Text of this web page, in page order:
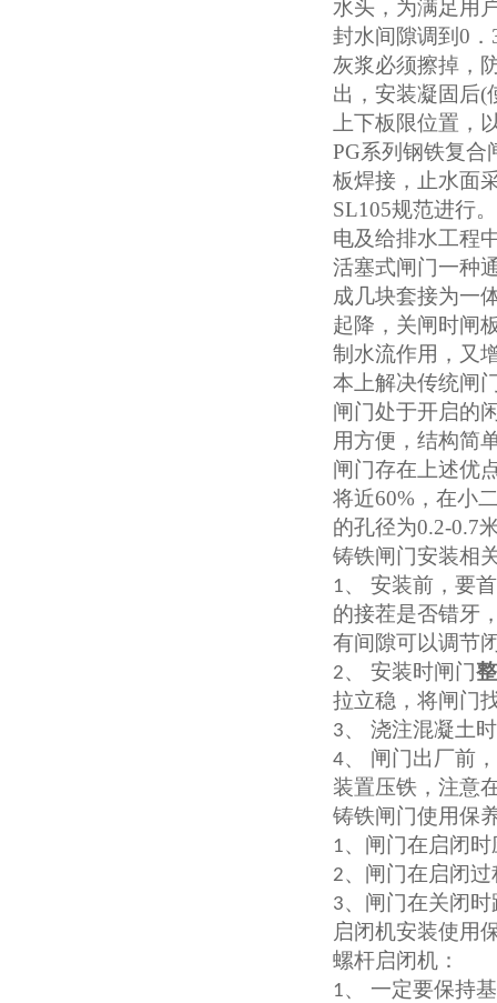
水头，为满足用
封水间隙调到 0 ．
灰浆必须擦掉，
出，安装凝固后(
上下板限位置，
PG系列钢铁复合
板焊接，止水面
SL105规范进行
电及给排水工程
活塞式闸门一种
成几块套接为一
起降，关闸时闸
制水流作用，又
本上解决传统闸
闸门处于开启的
用方便，结构简
闸门存在上述优
将近60% ，在小
的孔径为0.2-0.7
铸铁闸门安装相
1、 安装前，要
的接茬是否错牙
有间隙可以调节
2、 安装时闸门
拉立稳，将闸门
3、 浇注混凝土
4、 闸门出厂前
装置压铁，注意
铸铁闸门使用保
1、闸门在启闭
2、闸门在启闭
3、闸门在关闭
启闭机安装使用
螺杆启闭机：
1、 一定要保持